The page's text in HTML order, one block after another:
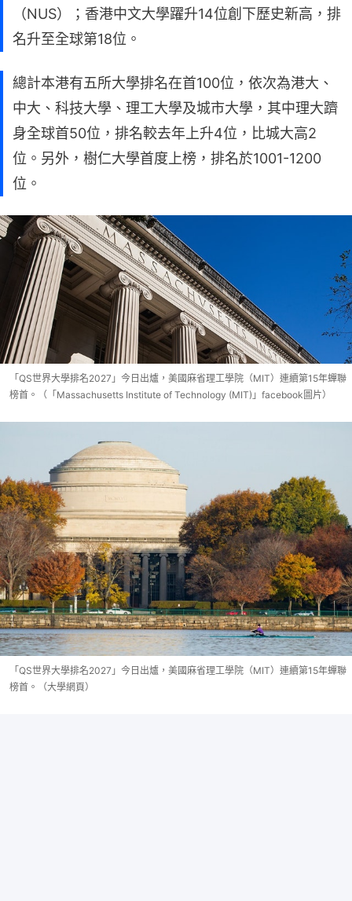
（NUS）；香港中文大學躍升14位創下歷史新高，排
名升至全球第18位。
總計本港有五所大學排名在首100位，依次為港大、
中大、科技大學、理工大學及城市大學，其中理大躋
身全球首50位，排名較去年上升4位，比城大高2
位。另外，樹仁大學首度上榜，排名於1001-1200
位。
「QS世界大學排名2027」今日出爐，美國麻省理工學院（MIT）連續第15年蟬聯
榜首。（「Massachusetts Institute of Technology (MIT)」facebook圖片）
「QS世界大學排名2027」今日出爐，美國麻省理工學院（MIT）連續第15年蟬聯
榜首。（大學網頁）